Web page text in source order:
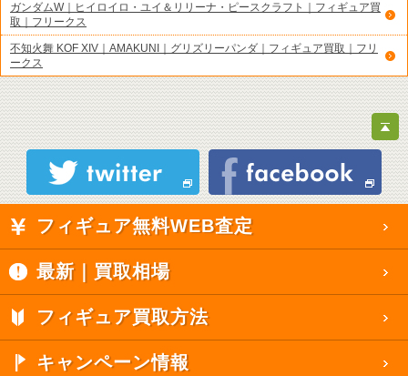
ガンダムW｜ヒイロイロ・ユイ＆リリーナ・ピースクラフト｜フィギュア買
取｜フリークス
不知火舞 KOF XIV｜AMAKUNI｜グリズリーパンダ｜フィギュア買取｜フリ
ークス
フィギュア無料WEB査定
最新｜買取相場
フィギュア買取方法
キャンペーン情報